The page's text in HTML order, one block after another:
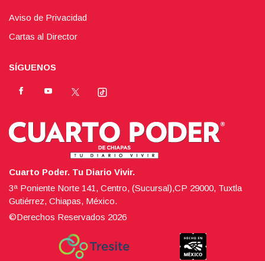
Aviso de Privacidad
Cartas al Director
SÍGUENOS
Cuarto Poder. Tu Diario Vivir.
3ª Poniente Norte 141, Centro, (Sucursal),CP 29000, Tuxtla
Gutiérrez, Chiapas, México.
©Derechos Reservados 2026